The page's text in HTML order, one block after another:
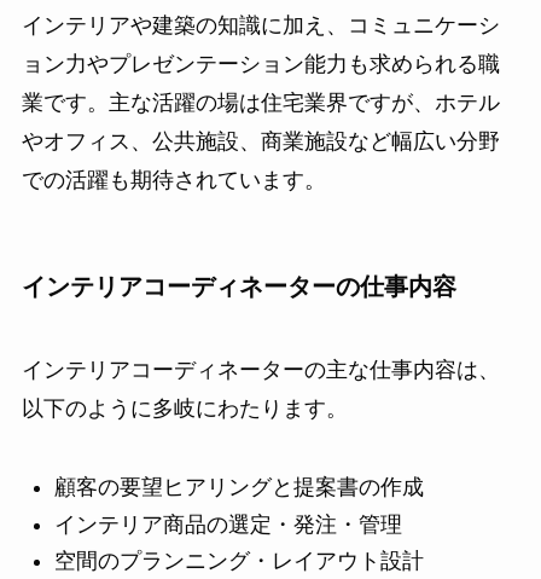
インテリアや建築の知識に加え、コミュニケーシ
ョン力やプレゼンテーション能力も求められる職
業です。主な活躍の場は住宅業界ですが、ホテル
やオフィス、公共施設、商業施設など幅広い分野
での活躍も期待されています。
インテリアコーディネーターの仕事内容
インテリアコーディネーターの主な仕事内容は、
以下のように多岐にわたります。
顧客の要望ヒアリングと提案書の作成
インテリア商品の選定・発注・管理
空間のプランニング・レイアウト設計